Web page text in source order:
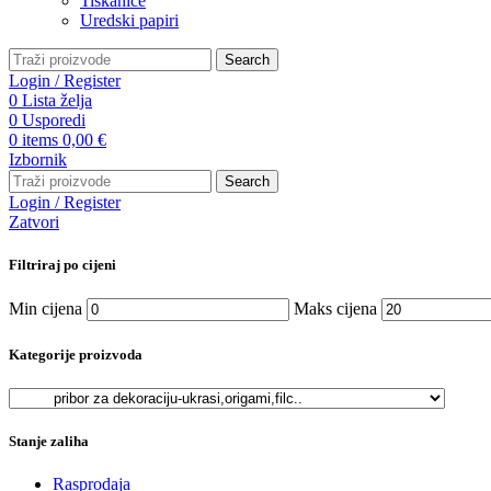
Uredski papiri
Search
Login / Register
0 Lista želja
0 Usporedi
0 items 0,00 €
Izbornik
Search
Login / Register
Zatvori
Filtriraj po cijeni
Min cijena Maks cijena
Kategorije proizvoda
Stanje zaliha
Rasprodaja